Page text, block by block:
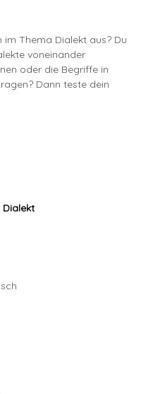
Thema Dialekt aus? Du
voneinander
oder die Begriffe in
Dann teste dein
Dialekt